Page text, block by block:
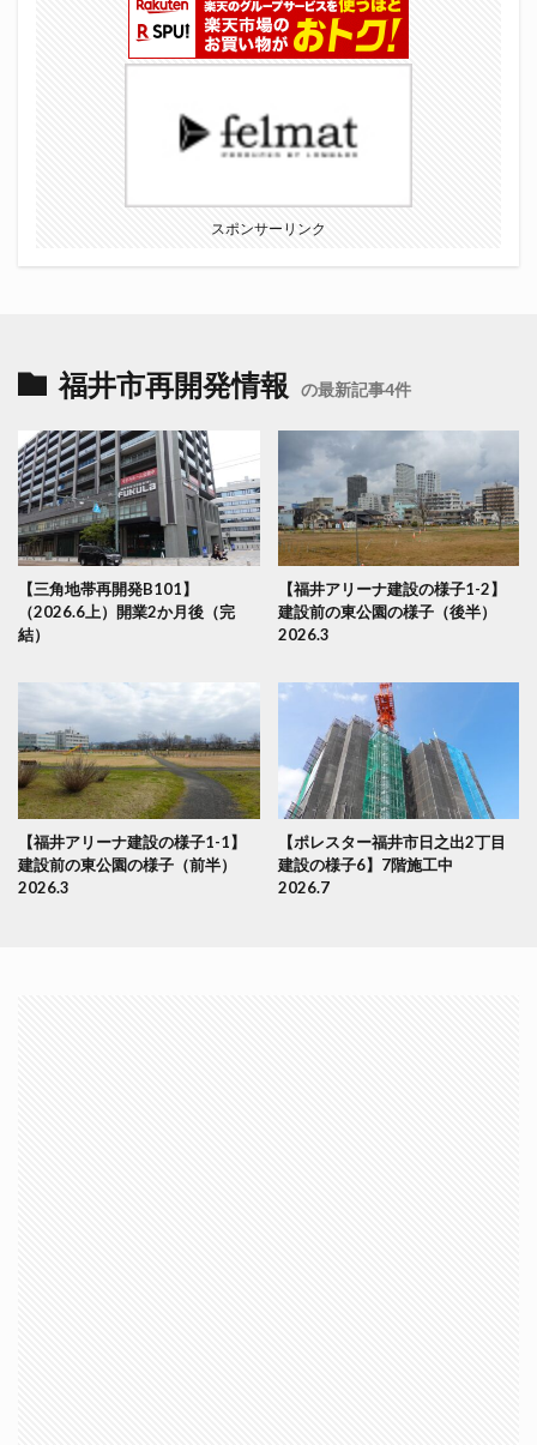
スポンサーリンク
福井市再開発情報 の最新記事4件
【三角地帯再開発B101】
（2026.6上）開業2か月後（完
結）
【福井アリーナ建設の様子1-2】
建設前の東公園の様子（後半）
2026.3
【福井アリーナ建設の様子1-1】
建設前の東公園の様子（前半）
2026.3
【ポレスター福井市日之出2丁目
建設の様子6】7階施工中
2026.7